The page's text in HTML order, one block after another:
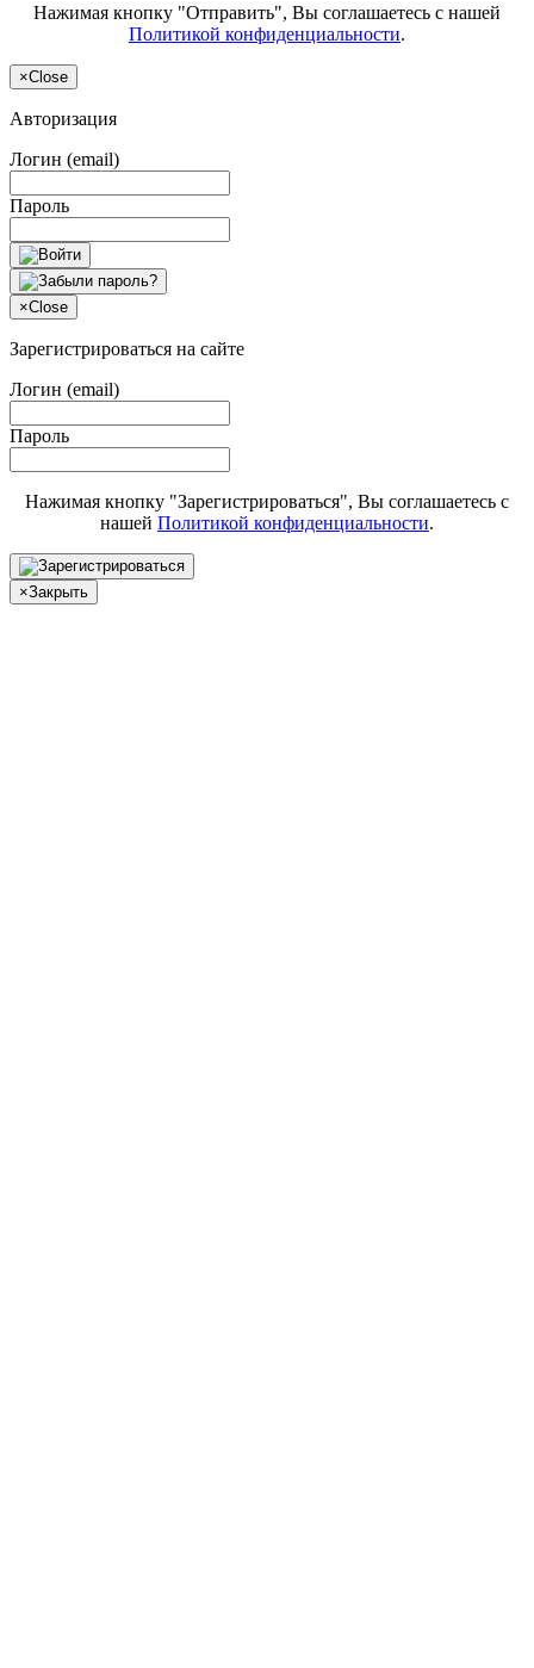
Нажимая кнопку "Отправить", Вы соглашаетесь с нашей
Политикой конфиденциальности.
×Close
Авторизация
Логин (email)
Пароль
×Close
Зарегистрироваться на сайте
Логин (email)
Пароль
Нажимая кнопку "Зарегистрироваться", Вы соглашаетесь с
нашей Политикой конфиденциальности.
×Закрыть